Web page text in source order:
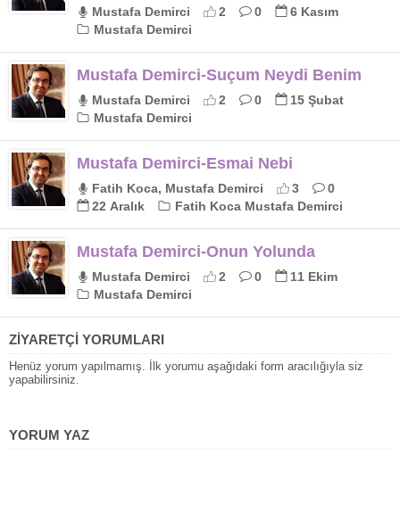
Mustafa Demirci 2 0
6 Kasım
Mustafa Demirci
Mustafa Demirci-Suçum Neydi Benim
Mustafa Demirci 2 0
15 Şubat
Mustafa Demirci
Mustafa Demirci-Esmai Nebi
Fatih Koca, Mustafa Demirci 3
0
22 Aralık
Fatih Koca Mustafa Demirci
Mustafa Demirci-Onun Yolunda
Mustafa Demirci 2 0
11 Ekim
Mustafa Demirci
ZİYARETÇİ YORUMLARI
Henüz yorum yapılmamış. İlk yorumu aşağıdaki form aracılığıyla siz
yapabilirsiniz.
YORUM YAZ